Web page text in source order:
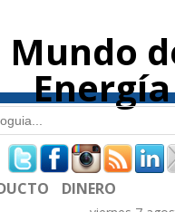
Mundo
Energía
de búsqueda
DINERO